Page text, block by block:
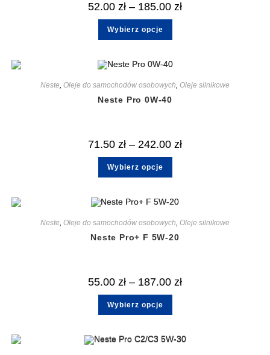
52.00 zł – 185.00 zł
Wybierz opcje
Neste, Oleje do samochodów osobowych, Oleje silnikowe
Neste Pro 0W-40
71.50 zł – 242.00 zł
Wybierz opcje
Neste, Oleje do samochodów osobowych, Oleje silnikowe
Neste Pro+ F 5W-20
55.00 zł – 187.00 zł
Wybierz opcje